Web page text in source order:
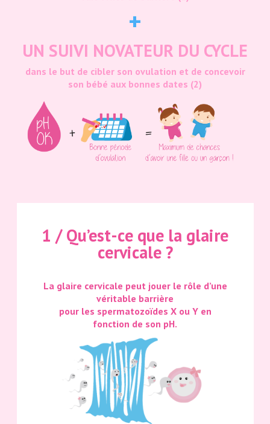
+
UN SUIVI NOVATEUR DU CYCLE
dans le but de cibler son ovulation et de concevoir
son bébé aux bonnes dates (2)
1 / Qu’est-ce que la glaire
cervicale ?
La glaire cervicale peut jouer le rôle d’une
véritable barrière
pour les spermatozoïdes X ou Y en
fonction de son pH.